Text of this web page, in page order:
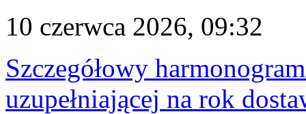
10 czerwca 2026, 09:32
Szczegółowy
uzupełniającej na rok